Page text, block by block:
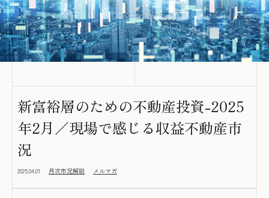
新富裕層のための不動産投資-2025
年2月／現場で感じる収益不動産市
況
2025.04.01 月次市況解説 メルマガ